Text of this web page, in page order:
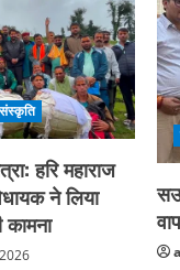
संस्कृति
हरि महाराज
ने लिया